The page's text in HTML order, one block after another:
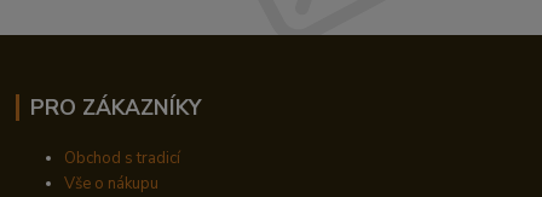
PRO ZÁKAZNÍKY
Obchod s tradicí
Vše o nákupu